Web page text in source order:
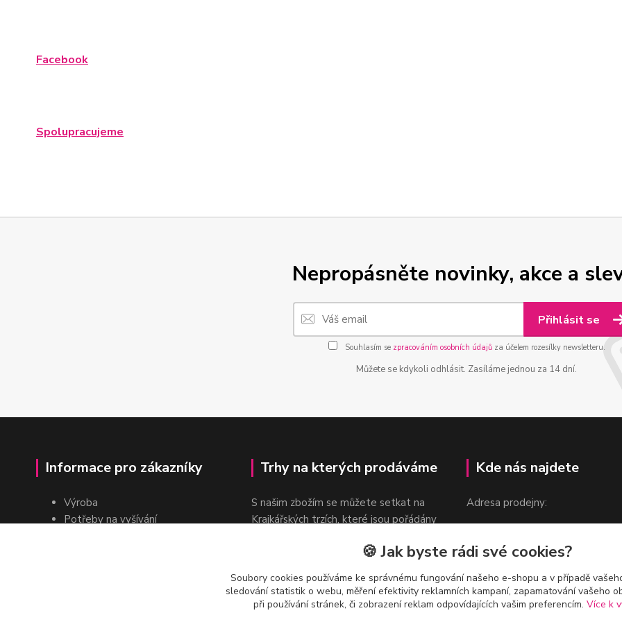
Facebook
Spolupracujeme
Nepropásněte novinky, akce a
Přihlásit se
Souhlasím se zpracováním osobních údajůza účelem rozesílky newsletteru.
Můžete se kdykoli odhlásit. Zasíláme jednou za 14 dní.
Informace pro zákazníky
Výroba
Potřeby na vyšívání
Trhy na kterých prodáváme
S našim zbožím se můžete setkat na
Krajkářských trzích, které jsou pořádány
Kde nás najdete
Adresa prodejny:
v blízkosti stanice Metra B -
Českomoravská
🍪 Jak byste rádi své cookies?
Soubory cookies používáme ke správnému fungování našeho e-shopu a v případě
sledování statistik o webu, měření efektivity reklamních kampaní, zapamatování vašeho
při používání stránek, či zobrazení reklam odpovídajících vašim preferencím. Více k